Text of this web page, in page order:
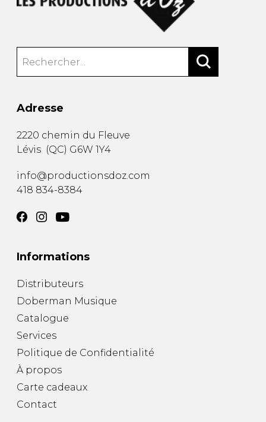
Adresse
2220 chemin du Fleuve
Lévis (QC) G6W 1Y4
info@productionsdoz.com
418 834-8384
Informations
Distributeurs
Doberman Musique
Catalogue
Services
Politique de Confidentialité
À propos
Carte cadeaux
Contact